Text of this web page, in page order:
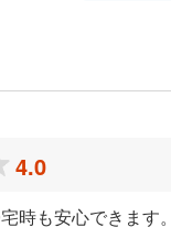
4.0
時も安心できま